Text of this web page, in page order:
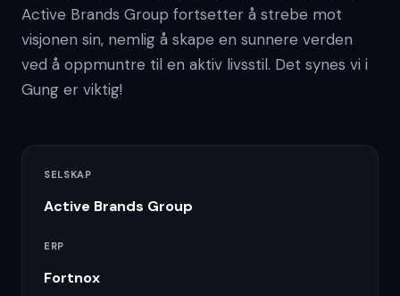
Active Brands Group fortsetter å strebe mot
visjonen sin, nemlig å skape en sunnere verden
ved å oppmuntre til en aktiv livsstil. Det synes vi i
Gung er viktig!
SELSKAP
Active Brands Group
ERP
Fortnox